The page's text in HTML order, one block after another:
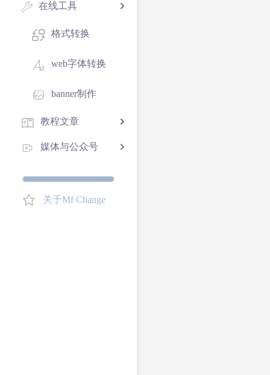
在线工具
格式转换
web字体转换
banner制作
教程文章
媒体与公众号
关于Mf Change